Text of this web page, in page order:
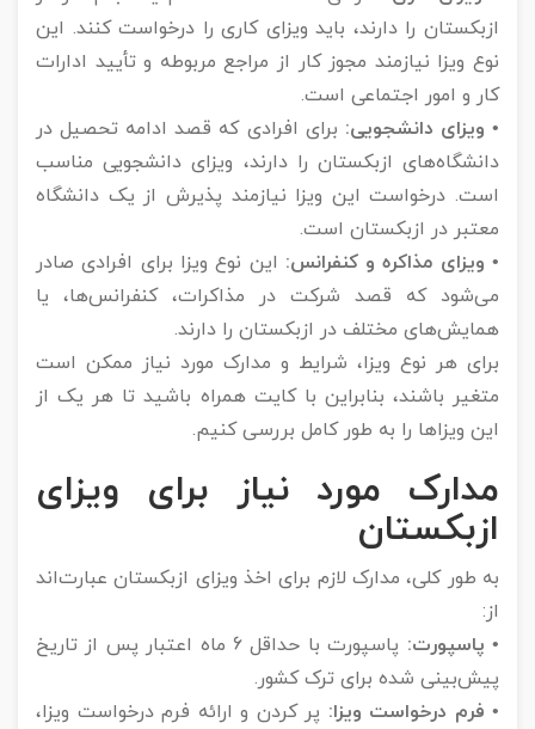
ازبکستان را دارند، باید ویزای کاری را درخواست کنند. این
نوع ویزا نیازمند مجوز کار از مراجع مربوطه و تأیید ادارات
کار و امور اجتماعی است.
• ویزای دانشجویی: برای افرادی که قصد ادامه تحصیل در
دانشگاه‌های ازبکستان را دارند، ویزای دانشجویی مناسب
است. درخواست این ویزا نیازمند پذیرش از یک دانشگاه
معتبر در ازبکستان است.
• ویزای مذاکره و کنفرانس: این نوع ویزا برای افرادی صادر
می‌شود که قصد شرکت در مذاکرات، کنفرانس‌ها، یا
همایش‌های مختلف در ازبکستان را دارند.
برای هر نوع ویزا، شرایط و مدارک مورد نیاز ممکن است
متغیر باشند، بنابراین با کایت همراه باشید تا هر یک از
این ویزاها را به طور کامل بررسی کنیم.
مدارک مورد نیاز برای ویزای
ازبکستان
به طور کلی، مدارک لازم برای اخذ ویزای ازبکستان عبارت‌اند
از:
• پاسپورت:
پاسپورت با حداقل 6 ماه اعتبار پس از تاریخ
پیش‌بینی شده برای ترک کشور.
• فرم درخواست ویزا: پر کردن و ارائه فرم درخواست ویزا،